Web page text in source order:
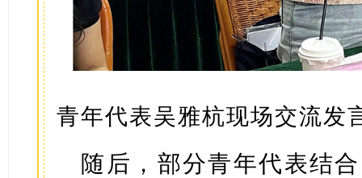
青年代表吴雅杭现场交流发
随后，部分青年代表结